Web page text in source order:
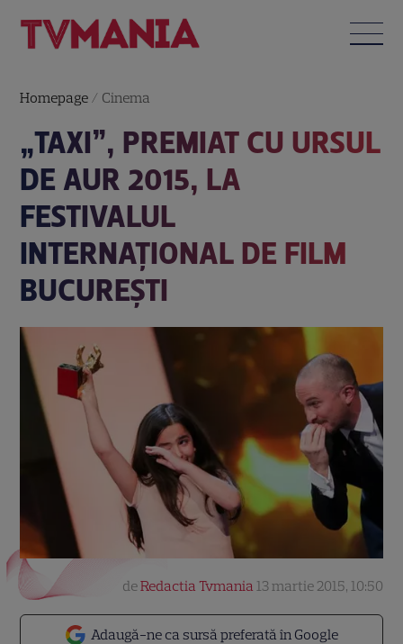
Homepage / Cinema
„TAXI”, PREMIAT CU URSUL
DE AUR 2015, LA
FESTIVALUL
INTERNAŢIONAL DE FILM
BUCUREŞTI
Adaugă-ne ca sursă preferată în Google
deRedactia Tvmania 13 martie 2015, 10:50